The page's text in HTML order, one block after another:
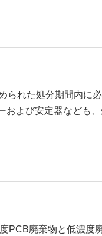
られた処分期間内に
および安定器なども
PCB廃棄物と低濃度